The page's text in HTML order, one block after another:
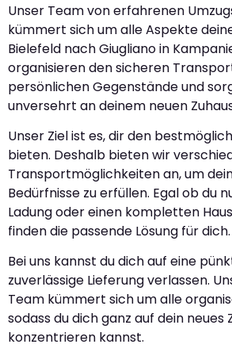
Unser Team von erfahrenen
kümmert sich um alle Aspekte
Bielefeld nach Giugliano in
organisieren den sicheren
persönlichen Gegenstände und
unversehrt an deinem neuen
Unser Ziel ist es, dir den
bieten. Deshalb bieten wir
Transportmöglichkeiten an, um
Bedürfnisse zu erfüllen. Egal ob du
Ladung oder einen kompletten
finden die passende Lösung für dich.
Bei uns kannst du dich auf eine
zuverlässige Lieferung verlassen.
Team kümmert sich um alle
sodass du dich ganz auf dein neues
konzentrieren kannst.